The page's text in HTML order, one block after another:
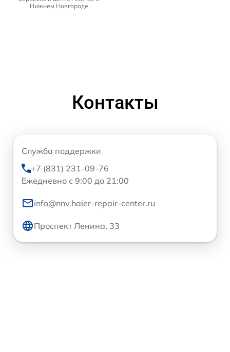
Нижнем Новгороде
Контакты
Служба поддержки
+7 (831) 231-09-76
Ежедневно с 9:00 до 21:00
info@nnv.haier-repair-center.ru
Проспект Ленина, 33